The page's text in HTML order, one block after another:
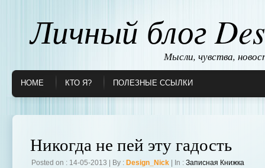
Личный блог
Мысли, чувства,
HOME КТО Я? ПОЛЕЗНЫЕ ССЫЛКИ
Никогда не пей эту гадость
Posted on : 14-05-2013 | By : Design_Nick | In : Записная Книжка